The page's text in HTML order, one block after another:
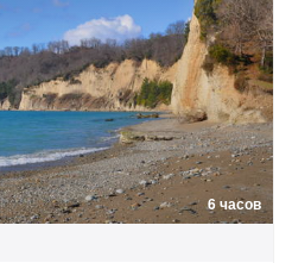
6 часов